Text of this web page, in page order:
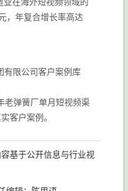
，年复合增长率高达
有限公司客户案例库
老弹簧厂单月短视频渠
客户案例。
基于公开信息与行业视